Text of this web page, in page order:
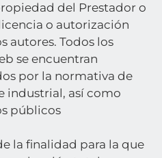
del Prestador o
o autorización
autores. Todos los
se encuentran
por la normativa de
industrial, así como
públicos
la finalidad para la que